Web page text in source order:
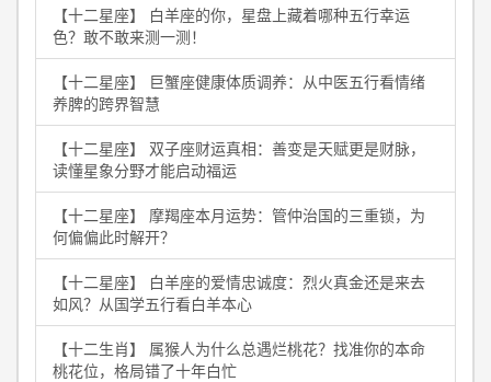
【十二星座】 白羊座的你，星盘上藏着哪种五行幸运
色？敢不敢来测一测！
【十二星座】 巨蟹座健康体质调养：从中医五行看情绪
养脾的跨界智慧
【十二星座】 双子座财运真相：善变是天赋更是财脉，
读懂星象分野才能启动福运
【十二星座】 摩羯座本月运势：管仲治国的三重锁，为
何偏偏此时解开？
【十二星座】 白羊座的爱情忠诚度：烈火真金还是来去
如风？从国学五行看白羊本心
【十二生肖】 属猴人为什么总遇烂桃花？找准你的本命
桃花位，格局错了十年白忙